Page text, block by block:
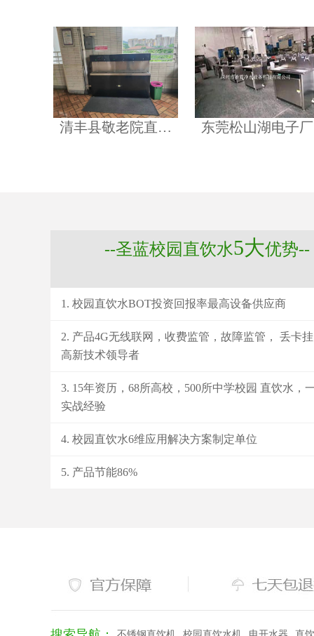
清丰县敬老院直… 东莞松山湖电子厂
--圣蓝校园直饮水5大优势--
校园直饮水BOT投资回报率最高设备供应商
产品4G无线联网，收费监管，故障监管， 丢卡
高新技术领导者
15年资历，68所高校，500所中学校园 直饮水，
实战经验
校园直饮水6维应用解决方案制定单位
产品节能86%